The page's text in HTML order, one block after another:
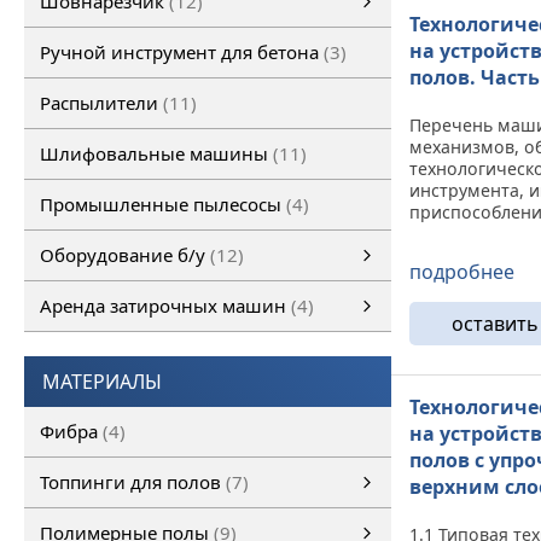
Ручной инструмент для бетона 3
Распылители 11
Шлифовальные машины 11
Промышленные пылесосы 4
Оборудование б/у 12
Аренда затирочных машин 4
МАТЕРИАЛЫ
Фибра 4
Топпинги для полов 7
Полимерные полы 9
на
полов.
Перечень
механизмов,
инструмента,
Наименование
завод-
Назначение
технические ...
подробнее
на
полов с
верхним
1.1 Типовая